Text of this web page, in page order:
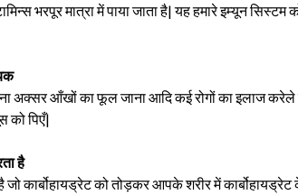
भरपूर मात्रा में पाया जाता है| यह हमारे इम्यून सिस्टम
अक्सर आँखों का फूल जाना आदि कई रोगों का इलाज
को पिएँ|
है
कार्बोहायड्रेट को तोड़कर आपके शरीर में कार्बोहायड्रेट